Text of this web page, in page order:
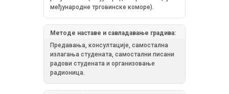
међународне трговинске коморе).
Методе наставе и савладавање градива:
Предавања, консултације, самостална
излагања студената, самостални писани
радови студената и организовање
радионица.